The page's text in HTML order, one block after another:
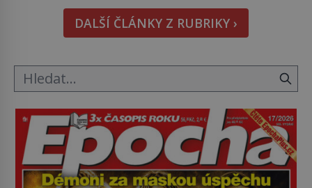
hmatatelnějšího. Naprosto rekordní kometu!
Astronomové Pedro Bernardinelli a Gary Bernstein
mravenčí prací zkoumají archivní snímky v rámci
DALŠÍ ČLÁNKY Z RUBRIKY ›